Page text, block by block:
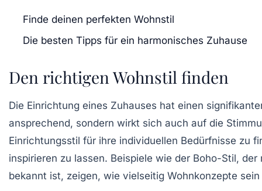
Finde deinen perfekten Wohnstil
Die besten Tipps für ein harmonisches Zuhause
Den richtigen Wohnstil finden
Die Einrichtung eines Zuhauses hat einen
ansprechend, sondern wirkt sich auch auf die
Einrichtungsstil für ihre individuellen Bedürfnisse zu
inspirieren zu lassen. Beispiele wie der Boho-Stil, der
bekannt ist, zeigen, wie vielseitig Wohnkonzepte